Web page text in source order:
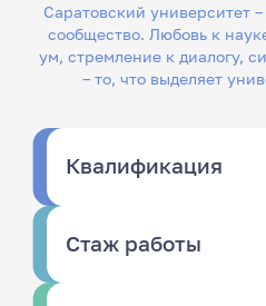
Саратовский университет
сообщество. Любовь к
ум, стремление к диалогу, системность и трудолюбие
– то, что выделяет
Квалификация
Стаж работы